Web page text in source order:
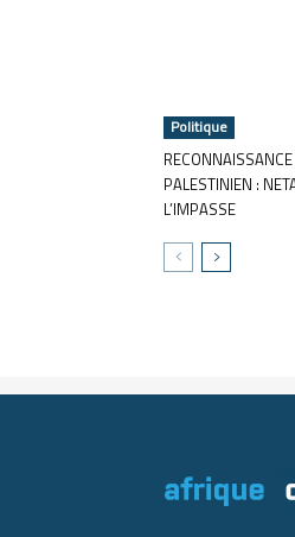
Politique
RECONNAISSANCE
PALESTINIEN :
L’IMPASSE